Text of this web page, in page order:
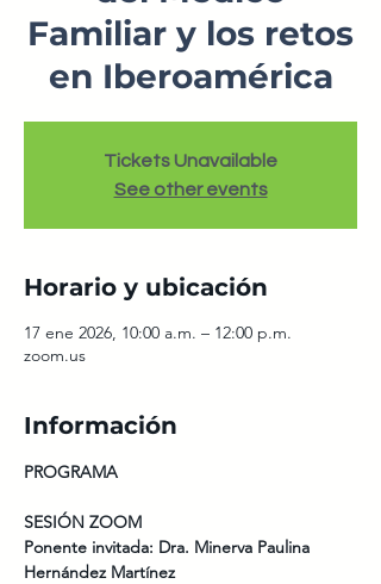
Familiar y los retos
en Iberoamérica
Tickets Unavailable
See other events
Horario y ubicación
17 ene 2026, 10:00 a.m. – 12:00 p.m.
zoom.us
Información
PROGRAMA
SESIÓN ZOOM
Ponente invitada: Dra. Minerva Paulina
Hernández Martínez